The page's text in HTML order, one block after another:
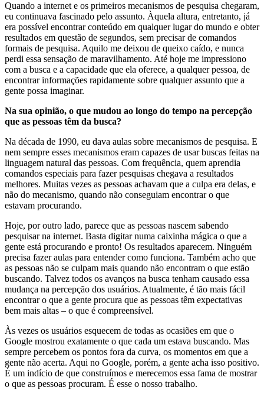
Quando a internet e os primeiros mecanismos de pesquisa chegaram,
eu continuava fascinado pelo assunto. Àquela altura, entretanto, já
era possível encontrar conteúdo em qualquer lugar do mundo e obter
resultados em questão de segundos, sem precisar de comandos
formais de pesquisa. Aquilo me deixou de queixo caído, e nunca
perdi essa sensação de maravilhamento. Até hoje me impressiono
com a busca e a capacidade que ela oferece, a qualquer pessoa, de
encontrar informações rapidamente sobre qualquer assunto que a
gente possa imaginar.
Na sua opinião, o que mudou ao longo do tempo na percepção
que as pessoas têm da busca?
Na década de 1990, eu dava aulas sobre mecanismos de pesquisa. E
nem sempre esses mecanismos eram capazes de usar buscas feitas na
linguagem natural das pessoas. Com frequência, quem aprendia
comandos especiais para fazer pesquisas chegava a resultados
melhores. Muitas vezes as pessoas achavam que a culpa era delas, e
não do mecanismo, quando não conseguiam encontrar o que
estavam procurando.
Hoje, por outro lado, parece que as pessoas nascem sabendo
pesquisar na internet. Basta digitar numa caixinha mágica o que a
gente está procurando e pronto! Os resultados aparecem. Ninguém
precisa fazer aulas para entender como funciona. Também acho que
as pessoas não se culpam mais quando não encontram o que estão
buscando. Talvez todos os avanços na busca tenham causado essa
mudança na percepção dos usuários. Atualmente, é tão mais fácil
encontrar o que a gente procura que as pessoas têm expectativas
bem mais altas – o que é compreensível.
Às vezes os usuários esquecem de todas as ocasiões em que o
Google mostrou exatamente o que cada um estava buscando. Mas
sempre percebem os pontos fora da curva, os momentos em que a
gente não acerta. Aqui no Google, porém, a gente acha isso positivo.
É um indício de que construímos e merecemos essa fama de mostrar
o que as pessoas procuram. É esse o nosso trabalho.